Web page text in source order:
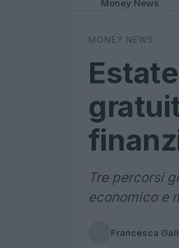
Money News
MONEY NEWS
Tre percorsi
economico e
Francesca